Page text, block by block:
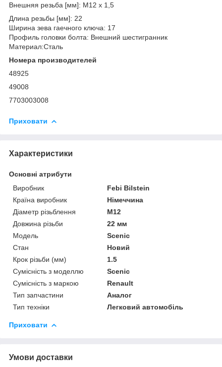
Внешняя резьба [мм]: M12 x 1,5
Длина резьбы [мм]: 22
Ширина зева гаечного ключа: 17
Профиль головки болта: Внешний шестигранник
Материал:Сталь
Номера производителей
48925
49008
7703003008
Приховати
Характеристики
Основні атрибути
Виробник
Febi Bilstein
Країна виробник
Німеччина
Діаметр різьблення
M12
Довжина різьби
22 мм
Модель
Scenic
Стан
Новий
Крок різьби (мм)
1.5
Сумісність з моделлю
Scenic
Сумісність з маркою
Renault
Тип запчастини
Аналог
Тип техніки
Легковий автомобіль
Приховати
Умови доставки